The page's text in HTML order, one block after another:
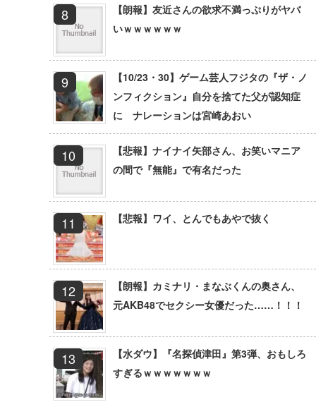
【朗報】友近さんの欲求不満っぷりがヤバ
いｗｗｗｗｗｗ
【10/23・30】ゲーム芸人フジタの『ザ・ノ
ンフィクション』自分を捨てた父が認知症
に ナレーションは宮崎あおい
【悲報】ナイナイ矢部さん、お笑いマニア
の間で『無能』で有名だった
【悲報】ワイ、とんでもあやで抜く
【朗報】カミナリ・まなぶくんの奥さん、
元AKB48でセクシー女優だった……！！！
【水ダウ】『名探偵津田』第3弾、おもしろ
すぎるｗｗｗｗｗｗｗ